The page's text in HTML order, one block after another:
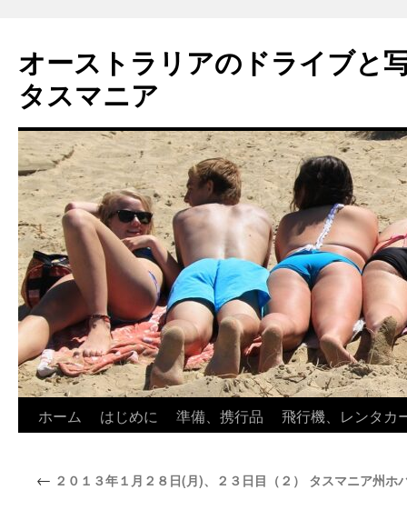
テ
ン
ツ
へ
キ
ッ
プ
オーストラリアのドライブと
タスマニア
ホーム はじめに 準備、携行品 飛行機、レンタカ
← ２０１３年１月２８日(月)、２３日目（２） タスマニア州ホ